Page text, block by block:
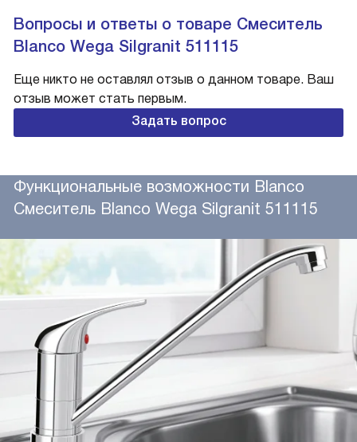
Вопросы и ответы о товаре Смеситель
Blanco Wega Silgranit 511115
Еще никто не оставлял отзыв о данном товаре. Ваш
отзыв может стать первым.
Задать вопрос
Функциональные возможности Blanco
Смеситель Blanco Wega Silgranit 511115